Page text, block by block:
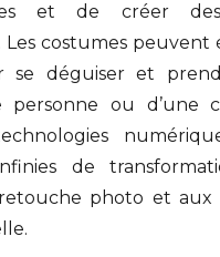
et de créer des
Les costumes
se déguiser et
personne ou d’une
de
photo et aux